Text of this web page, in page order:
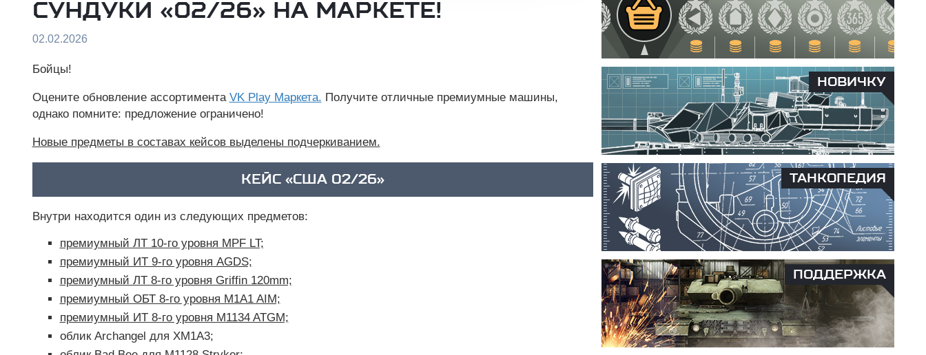
СУНДУКИ «02/26» НА МАРКЕТЕ!
02.02.2026
Бойцы!
Оцените обновление ассортимента VK Play Маркета. Получите отличные премиумные машины,
однако помните: предложение ограничено!
Новые предметы в составах кейсов выделены подчеркиванием.
КЕЙС «США 02/26»
Внутри находится один из следующих предметов:
премиумный ЛТ 10-го уровня MPF LT;
премиумный ИТ 9-го уровня AGDS;
премиумный ЛТ 8-го уровня Griffin 120mm;
премиумный ОБТ 8-го уровня M1A1 AIM;
премиумный ИТ 8-го уровня M1134 ATGM;
облик Archangel для XM1A3;
НОВИЧКУ
ТАНКОПЕДИЯ
ПОДДЕРЖКА